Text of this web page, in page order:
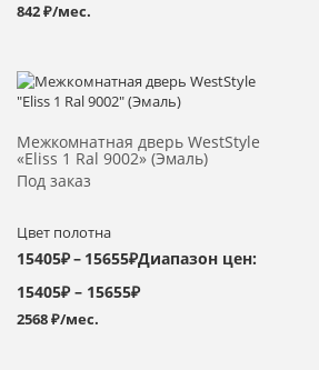
842 ₽/мес.
Межкомнатная дверь WestStyle
«Eliss 1 Ral 9002» (Эмаль)
Под заказ
Цвет полотна
15405₽– 15655₽Диапазон цен:
15405₽ – 15655₽
2568 ₽/мес.
Выбрать >